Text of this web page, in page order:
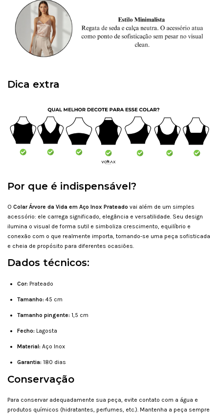
Dica extra
Por que é indispensável?
O Colar Árvore da Vida em Aço Inox Prateado vai além de um simples
acessório: ele carrega significado, elegância e versatilidade. Seu design
ilumina o visual de forma sutil e simboliza crescimento, equilíbrio e
conexão com o que realmente importa, tornando-se uma peça sofisticada
e cheia de propósito para diferentes ocasiões.
Dados técnicos:
Cor: Prateado
Tamanho: 45 cm
Tamanho pingente: 1,5 cm
Fecho: Lagosta
Material: Aço Inox
Garantia: 180 dias
Conservação
Para conservar adequadamente sua peça, evite contato com a água e
produtos químicos (hidratantes, perfumes, etc.). Mantenha a peça sempre